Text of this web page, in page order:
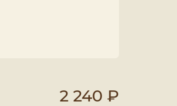
2 240 ₽